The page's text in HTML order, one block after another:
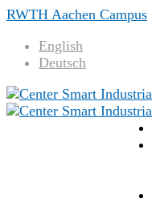
RWTH Aachen Campus
English
Deutsch